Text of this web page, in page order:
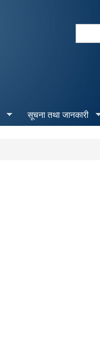
Search
सूचना तथा जानकारी